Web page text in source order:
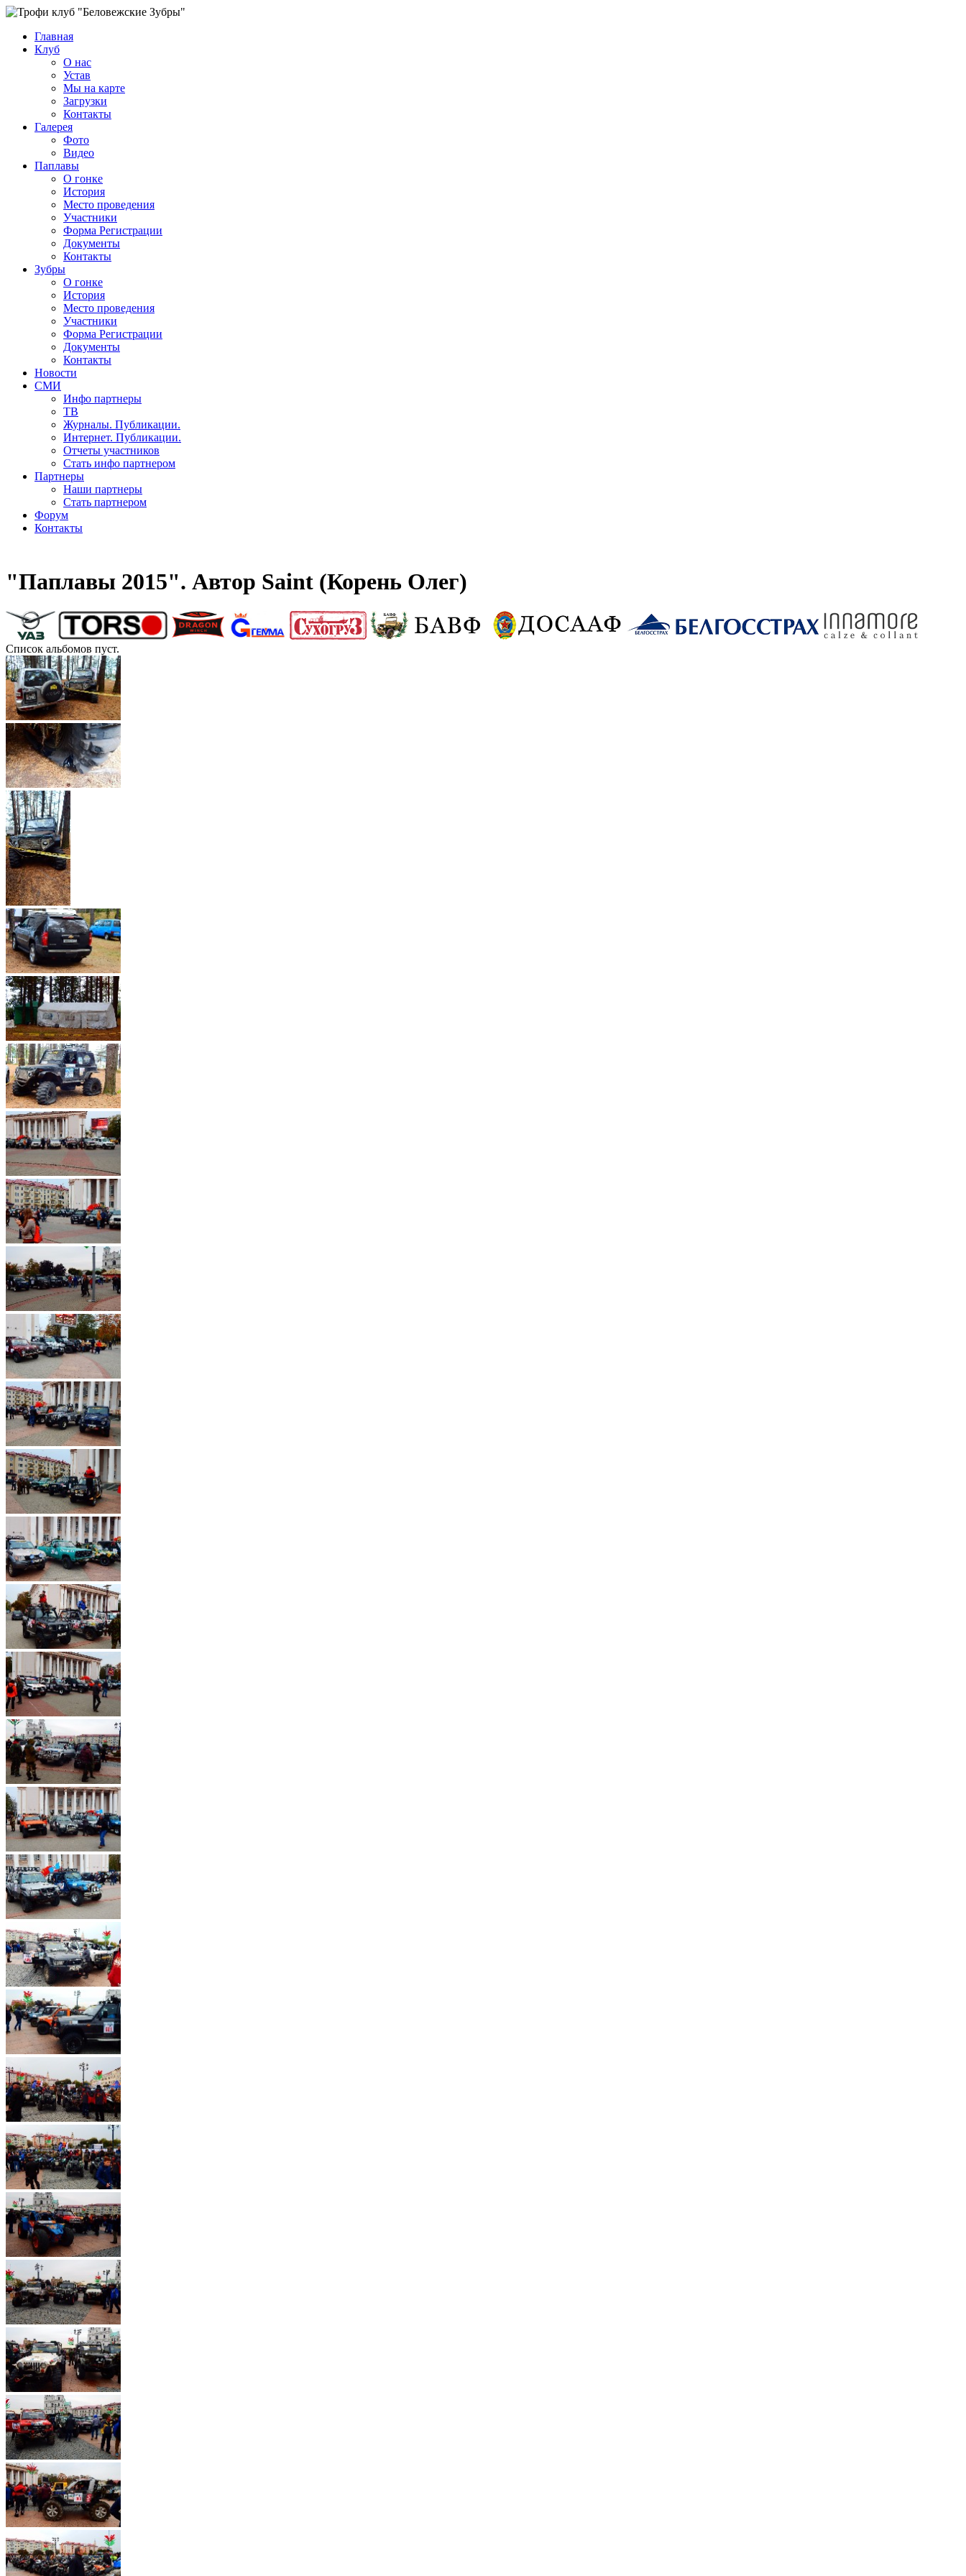
Главная
Клуб
О нас
Устав
Мы на карте
Загрузки
Контакты
Галерея
Фото
Видео
Паплавы
О гонке
История
Место проведения
Участники
Форма Регистрации
Документы
Контакты
Зубры
О гонке
История
Место проведения
Участники
Форма Регистрации
Документы
Контакты
Новости
СМИ
Инфо партнеры
ТВ
Журналы. Публикации.
Интернет. Публикации.
Отчеты участников
Стать инфо партнером
Партнеры
Наши партнеры
Стать партнером
Форум
Контакты
"Паплавы 2015". Автор Saint (Корень Олег)
Список альбомов пуст.